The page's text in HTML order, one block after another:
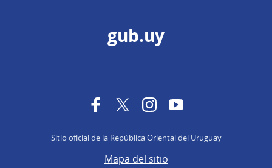
gub.uy
FacebookTwitterInstagramYouTube
Sitio oficial de la República Oriental del Uruguay
Mapa del sitio